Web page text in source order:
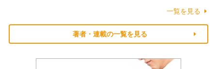
一覧を見る
著者・連載の一覧を見る